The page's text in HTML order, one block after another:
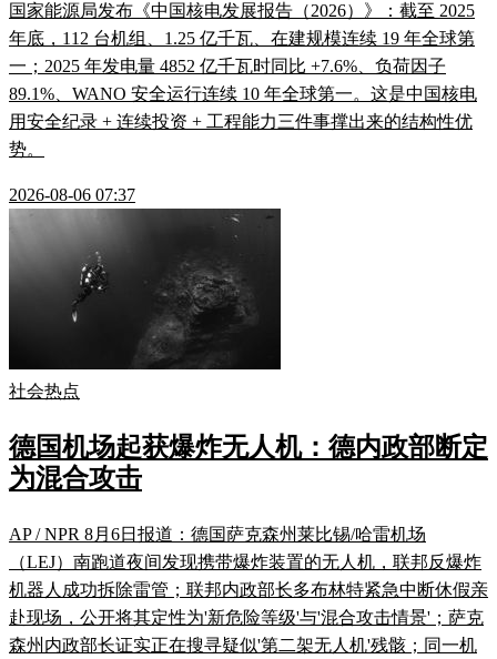
国家能源局发布《中国核电发展报告（2026）》：截至 2025
年底，112 台机组、1.25 亿千瓦、在建规模连续 19 年全球第
一；2025 年发电量 4852 亿千瓦时同比 +7.6%、负荷因子
89.1%、WANO 安全运行连续 10 年全球第一。这是中国核电
用安全纪录 + 连续投资 + 工程能力三件事撑出来的结构性优
势。
2026-08-06 07:37
社会热点
德国机场起获爆炸无人机：德内政部断定
为混合攻击
AP / NPR 8月6日报道：德国萨克森州莱比锡/哈雷机场
（LEJ）南跑道夜间发现携带爆炸装置的无人机，联邦反爆炸
机器人成功拆除雷管；联邦内政部长多布林特紧急中断休假亲
赴现场，公开将其定性为'新危险等级'与'混合攻击情景'；萨克
森州内政部长证实正在搜寻疑似'第二架无人机'残骸；同一机